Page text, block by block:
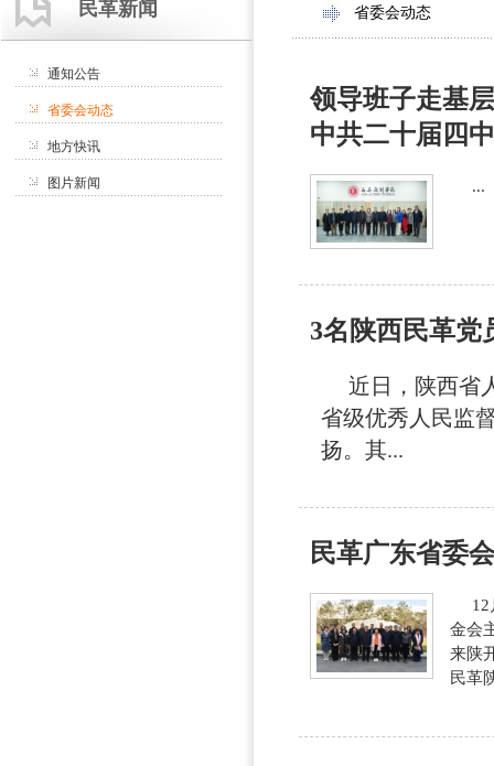
民革新闻
通知公告
省委会动态
地方快讯
图片新闻
省委会动态
领导班子走基
中共二十届四
...
3名陕西民革党
近日，陕西省
省级优秀人民监
扬。其...
民革广东省委
12
金会
来陕
民革